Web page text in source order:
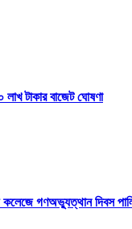
টাকার বাজেট ঘোষণা
কলেজে গণঅভ্যুত্থান দিবস